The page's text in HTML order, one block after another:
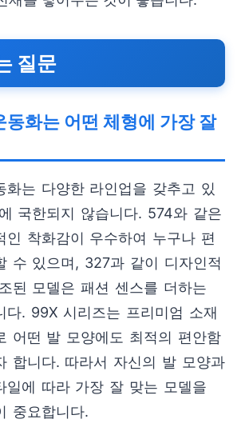
질문
동화는 어떤 체형에 가장 잘
화는 다양한 라인업을 갖추고 있
국한되지 않습니다. 574와 같은
인 착화감이 우수하여 누구나 편
수 있으며, 327과 같이 디자인적
된 모델은 패션 센스를 더하는
다. 99X 시리즈는 프리미엄 소재
어떤 발 모양에도 최적의 편안함
합니다. 따라서 자신의 발 모양과
일에 따라 가장 잘 맞는 모델을
중요합니다.